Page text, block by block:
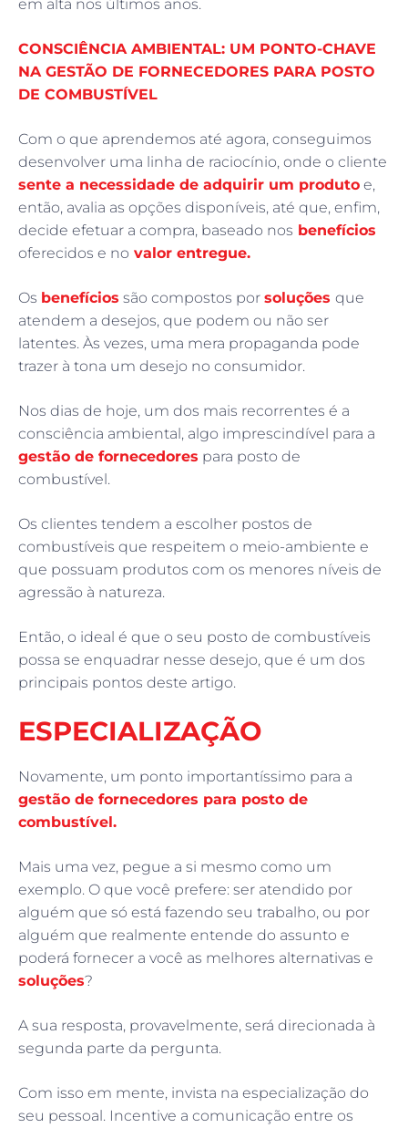
em alta nos últimos anos.
CONSCIÊNCIA AMBIENTAL: UM PONTO-CHAVE
NA GESTÃO DE FORNECEDORES PARA POSTO
DE COMBUSTÍVEL
Com o que aprendemos até agora, conseguimos
desenvolver uma linha de raciocínio, onde o cliente
sente a necessidade de adquirir um produto e,
então, avalia as opções disponíveis, até que, enfim,
decide efetuar a compra, baseado nos benefícios
oferecidos e no valor entregue.
Os benefícios são compostos por soluções que
atendem a desejos, que podem ou não ser
latentes. Às vezes, uma mera propaganda pode
trazer à tona um desejo no consumidor.
Nos dias de hoje, um dos mais recorrentes é a
consciência ambiental, algo imprescindível para a
gestão de fornecedores para posto de
combustível.
Os clientes tendem a escolher postos de
combustíveis que respeitem o meio-ambiente e
que possuam produtos com os menores níveis de
agressão à natureza.
Então, o ideal é que o seu posto de combustíveis
possa se enquadrar nesse desejo, que é um dos
principais pontos deste artigo.
ESPECIALIZAÇÃO
Novamente, um ponto importantíssimo para a
gestão de fornecedores para posto de
combustível.
Mais uma vez, pegue a si mesmo como um
exemplo. O que você prefere: ser atendido por
alguém que só está fazendo seu trabalho, ou por
alguém que realmente entende do assunto e
poderá fornecer a você as melhores alternativas e
soluções?
A sua resposta, provavelmente, será direcionada à
segunda parte da pergunta.
Com isso em mente, invista na especialização do
seu pessoal. Incentive a comunicação entre os